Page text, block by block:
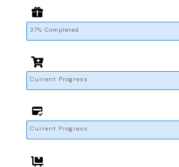
37% Completed
Current Progress
Current Progress